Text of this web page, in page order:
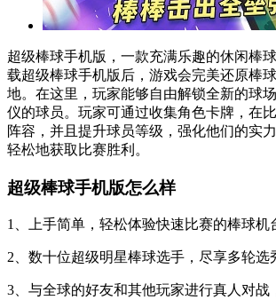
超级棒球手机版，一款充满乐趣的休闲棒
载超级棒球手机版后，游戏会完美还原棒
地。在这里，玩家能够自由解锁全新的球
仪的球员。玩家可通过收集角色卡牌，在
阵容，并且提升球员等级，强化他们的实
轻松地获取比赛胜利。
超级棒球手机版怎么样
1、上手简单，轻松体验快速比赛的棒球机
2、数十位超级明星棒球选手，尽享多轮选
3、与全球的好友和其他玩家进行真人对战